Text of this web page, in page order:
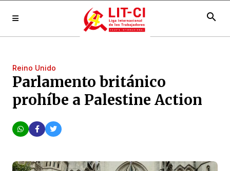
search
Reino Unido
Parlamento británico
prohíbe a Palestine Action